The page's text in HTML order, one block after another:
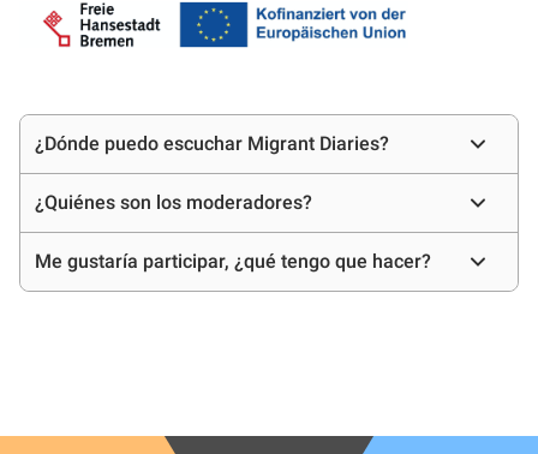
Preguntas
frecuentes
¿Dónde puedo escuchar Migrant Diaries?
¿Quiénes son los moderadores?
Me gustaría participar, ¿qué tengo que hacer?